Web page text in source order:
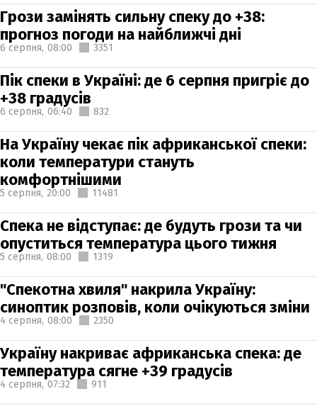
Грози замінять сильну спеку до +38:
прогноз погоди на найближчі дні
6 серпня, 08:00 3351
Пік спеки в Україні: де 6 серпня пригріє до
+38 градусів
6 серпня, 06:40 832
На Україну чекає пік африканської спеки:
коли температури стануть
комфортнішими
5 серпня, 20:00 11481
Спека не відступає: де будуть грози та чи
опуститься температура цього тижня
5 серпня, 08:00 1319
"Спекотна хвиля" накрила Україну:
синоптик розповів, коли очікуються зміни
4 серпня, 08:00 2350
Україну накриває африканська спека: де
температура сягне +39 градусів
4 серпня, 07:32 911